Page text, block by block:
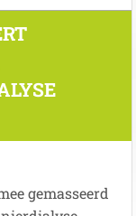
gemasseerd